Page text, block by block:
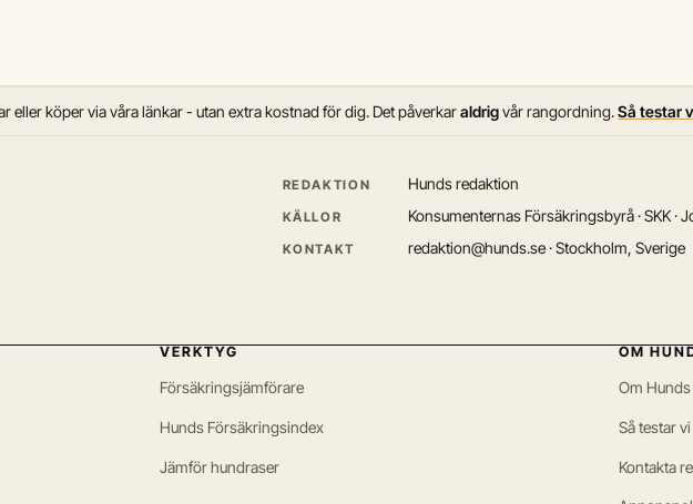
eller köper via våra länkar - utan extra kostnad för dig. Det påverkaraldrigvår rangordning.Så testar
REDAKTION Hunds redaktion
KÄLLOR Konsumenternas Försäkringsbyrå · SKK ·
KONTAKT redaktion@hunds.se · Stockholm, Sverige
VERKTYG
Försäkringsjämförare
Hunds Försäkringsindex
Jämför hundraser
OM
Om Hunds
Så testar vi
Kontakta